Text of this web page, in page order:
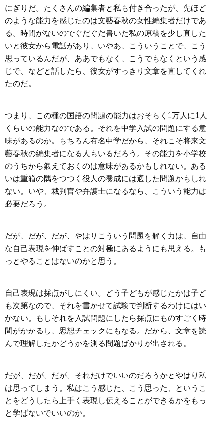
にぎりだ。たくさんの編集者と私も付き合ったが、先ほど
のような能力を感じたのは文藝春秋の女性編集者だけであ
る。時間がないのでぐだぐだ書いた私の原稿を少し直した
いと彼女から電話があり、いやあ、こういうことで、こう
思っているんだが、ああでもなく、こうでもなくという感
じで、などと話したら、彼女がすっきり文章を直してくれ
たのだ。
つまり、この種の国語の問題の能力はおそらく1万人に1人
くらいの能力なのである。それを中学入試の問題にする意
味があるのか。もちろん有名中学だから、それこそ将来文
藝春秋の編集者になる人もいるだろう。その能力を小学校
のうちから鍛えておくのは意味があるかもしれない。ある
いは重箱の隅をつつく役人の養成には適した問題かもしれ
ない。いや、裁判官や弁護士になるなら、こういう能力は
必要だろう。
だが、だが、だが、やはりこういう問題を解く力は、自由
な自己表現を伸ばすことの対極にあるようにも思える。も
っとやることはないのかと思う。
自己表現は採点がしにくい。どう子どもが感じたかは子ど
も次第なので、それを書かせて試験で判断するわけにはい
かない。もしそれを入試問題にしたら採点にものすごく時
間がかかるし、思想チェックにもなる。だから、文章を読
んで理解したかどうかを測る問題ばかりが出される。
だが、だが、だが、それだけでいいのだろうかとやはり私
は思ってしまう。私はこう感じた、こう思った、というこ
とをどうしたら上手く表現し伝えることができるかをもっ
と学ばないでいいのか。